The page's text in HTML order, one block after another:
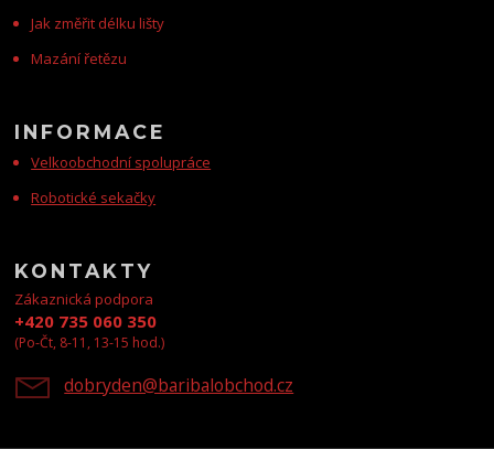
Jak změřit délku lišty
Mazání řetězu
INFORMACE
Velkoobchodní spolupráce
Robotické sekačky
KONTAKTY
Zákaznická podpora
+420 735 060 350
(Po-Čt, 8-11, 13-15 hod.)
dobryden@baribalobchod.cz